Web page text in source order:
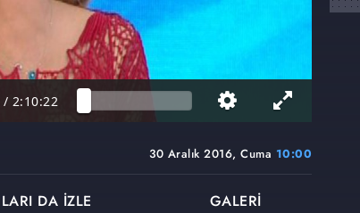
/ 2:10:22
30 Aralık 2016, Cuma 10:00
DA İZLE GALERİ